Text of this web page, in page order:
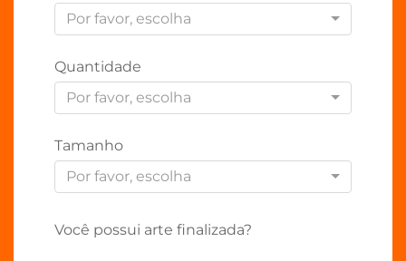
Por favor, escolha
Quantidade
Por favor, escolha
Tamanho
Por favor, escolha
Você possui arte finalizada?